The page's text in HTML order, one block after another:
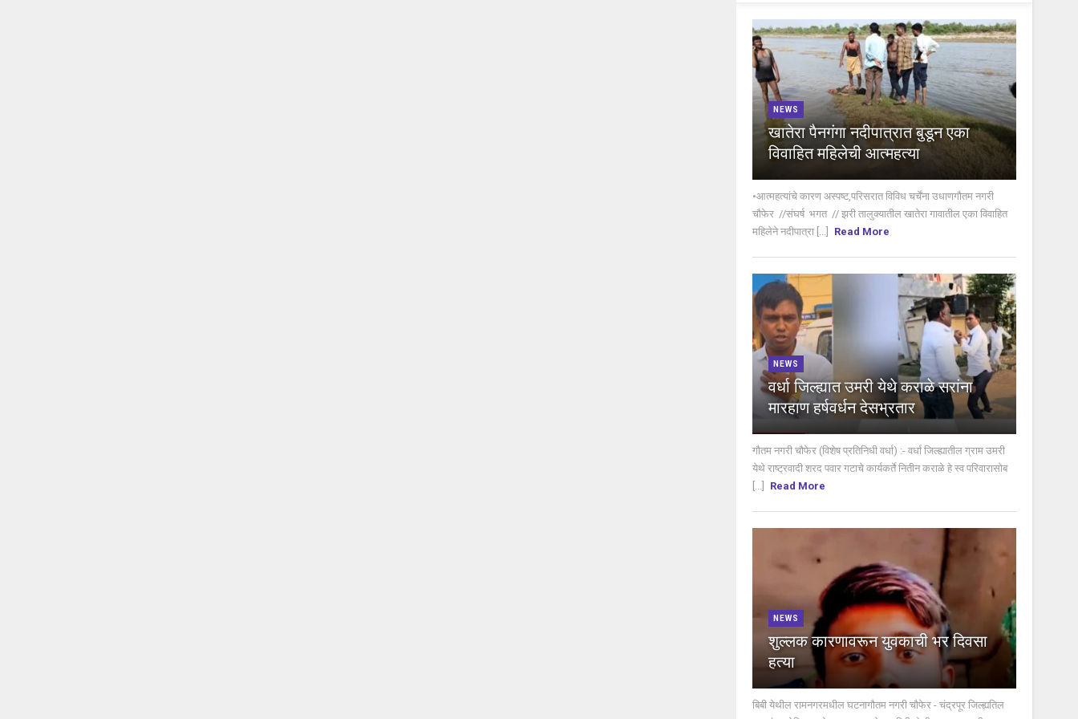
NEWS
खातेरा पैनगंगा नदीपात्रात बुडून एका
विवाहित महिलेची आत्महत्या
•आत्महत्यांचे कारण अस्पष्ट,परिसरात विविध चर्चेंना उधाणगौतम नगरी
चौफेर //संघर्ष भगत // झरी तालुक्यातील खातेरा गावातील एका विवाहित
महिलेने नदीपात्रा [...]
Read More
NEWS
वर्धा जिल्ह्यात उमरी येथे कराळे सरांना
मारहाण हर्षवर्धन देसभ्रतार
गौतम नगरी चौफेर (विशेष प्रतिनिधी वर्धा) :- वर्धा जिल्ह्यातील ग्राम उमरी
येथे राष्ट्रवादी शरद पवार गटाचे कार्यकर्ते नितीन कराळे हे स्व परिवारासोब
Read More
NEWS
शुल्लक कारणावरून युवकाची भर दिवसा
हत्या
बिबी येथील रामनगरमधील घटनागौतम नगरी चौफेर - चंद्रपूर जिल्ह्यतिल